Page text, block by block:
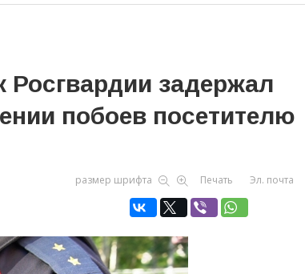
Росгвардии задержал
побоев посетителю
размер шрифта Печать Эл. почта